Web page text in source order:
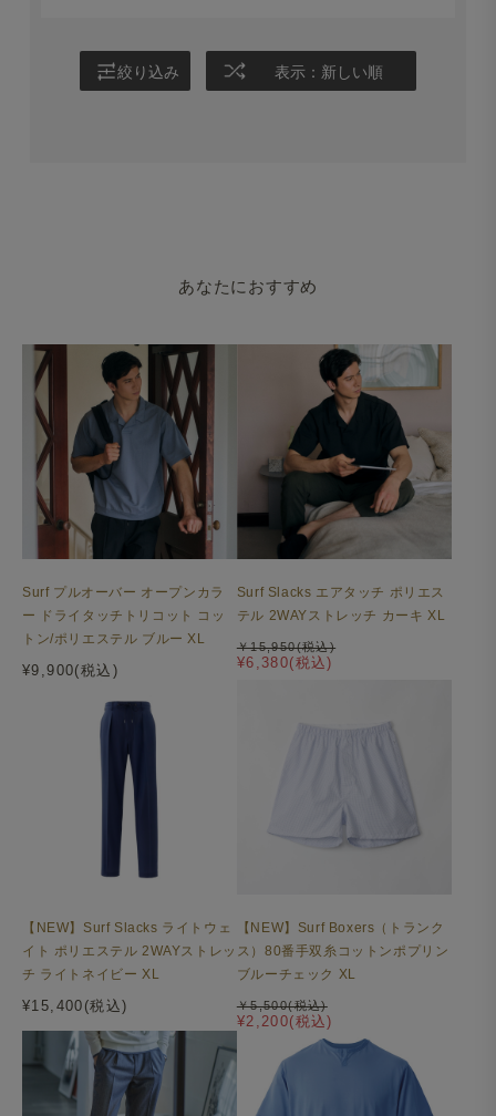
絞り込み 表示：新しい順
あなたにおすすめ
Surf プルオーバー オープンカラ
ー ドライタッチトリコット コッ
トン/ポリエステル ブルー XL
¥9,900(税込)
Surf Slacks エアタッチ ポリエス
テル 2WAYストレッチ カーキ XL
¥6,380(税込)
￥15,950(税込)
【NEW】Surf Slacks ライトウェ
イト ポリエステル 2WAYストレッ
チ ライトネイビー XL
¥15,400(税込)
【NEW】Surf Boxers（トランク
ス）80番手双糸コットンポプリン
ブルーチェック XL
¥2,200(税込)
￥5,500(税込)